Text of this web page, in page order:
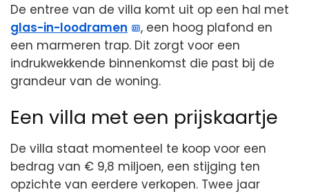
De entree van de villa komt uit op een hal met
glas-in-loodramen
, een hoog plafond en
een marmeren trap. Dit zorgt voor een
indrukwekkende binnenkomst die past bij de
grandeur van de woning.
Een villa met een prijskaartje
De villa staat momenteel te koop voor een
bedrag van € 9,8 miljoen, een stijging ten
opzichte van eerdere verkopen. Twee jaar